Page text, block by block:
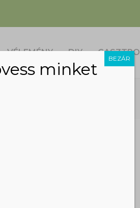
VÉLEMÉNY DIY GASZTRO
minket
BEZÁR